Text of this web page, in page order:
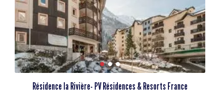
Résidence la Rivière- PV Résidences & Resorts France